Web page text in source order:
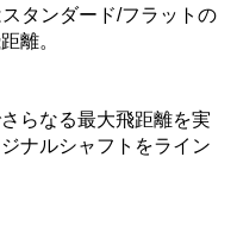
タンダード/フラットの
離。
らなる最大飛距離を実
ナルシャフトをライン